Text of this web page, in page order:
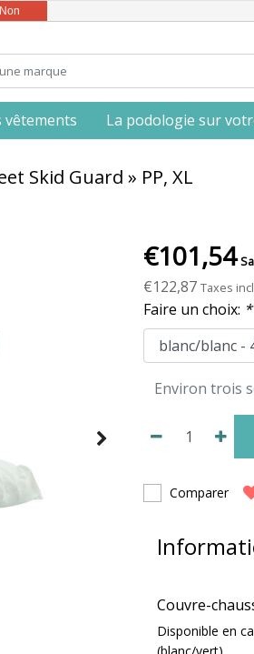
vêtements La podologie sur
Skid Guard » PP, XL
€101,54
€122,87 Taxes
Faire un choix: *
Environ trois
Comparer
Couvre-
Disponible en
Non